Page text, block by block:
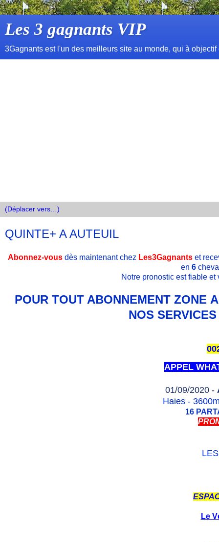
Les 3 gagnants VIP
3Gagnants est l'un des meilleurs site au monde, qui à
QUINTE+ A AUTEUIL
Abonnez-vous dès maintenant chez Les3Gagnants et
en 6
Notre pronostic est fiable
POUR TOUT ABONNEMENT ZONE
NOS
APPEL
01/09/2020 -
Haies -
16
Le